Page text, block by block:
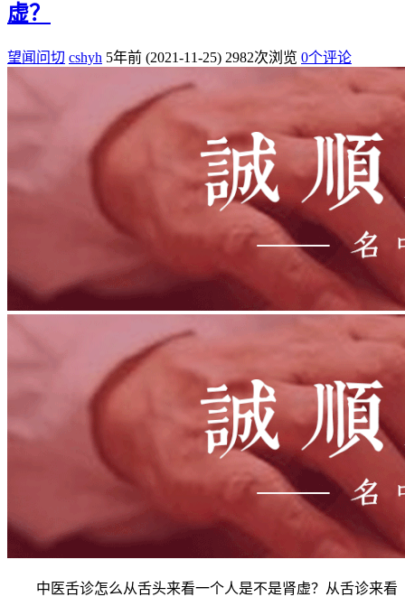
虚？
望闻问切 cshyh 5年前 (2021-11-25) 2982次浏览 0个评论
中医舌诊怎么从舌头来看一个人是不是肾虚？从舌诊来看